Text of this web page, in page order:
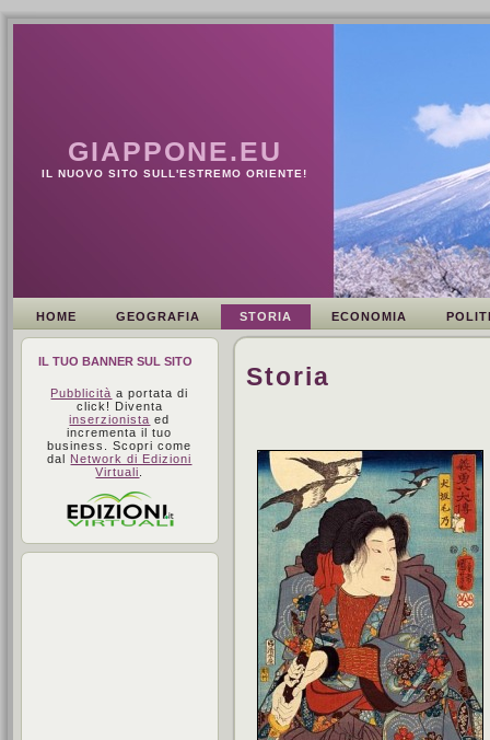
GIAPPONE.EU
IL NUOVO SITO SULL'ESTREMO ORIENTE!
HOME GEOGRAFIA STORIA ECONOMIA
IL TUO BANNER SUL SITO
Pubblicità a portata di
click! Diventa
inserzionista ed
incrementa il tuo
business. Scopri come
dal Network di Edizioni
Virtuali
Storia